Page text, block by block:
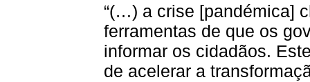
“(…) a crise [pandémica]
ferramentas de que os
informar os cidadãos.
de acelerar a